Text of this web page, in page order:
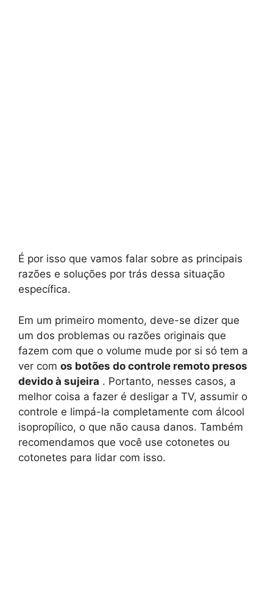
É por isso que vamos falar sobre as principais
razões e soluções por trás dessa situação
específica.
Em um primeiro momento, deve-se dizer que
um dos problemas ou razões originais que
fazem com que o volume mude por si só tem a
ver com os botões do controle remoto presos
devido à sujeira . Portanto, nesses casos, a
melhor coisa a fazer é desligar a TV, assumir o
controle e limpá-la completamente com álcool
isopropílico, o que não causa danos. Também
recomendamos que você use cotonetes ou
cotonetes para lidar com isso.